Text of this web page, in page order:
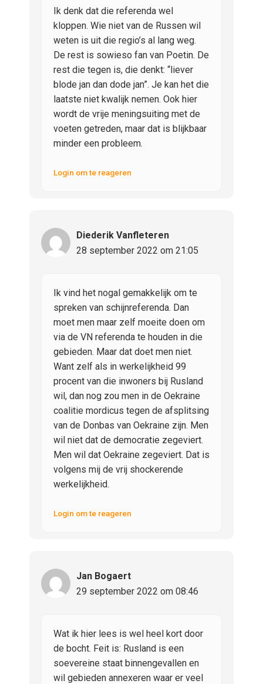
Ik denk dat die referenda wel
kloppen. Wie niet van de Russen wil
weten is uit die regio’s al lang weg.
De rest is sowieso fan van Poetin. De
rest die tegen is, die denkt: “liever
blode jan dan dode jan”. Je kan het die
laatste niet kwalijk nemen. Ook hier
wordt de vrije meningsuiting met de
voeten getreden, maar dat is blijkbaar
minder een probleem.
Login om te reageren
Diederik Vanfleteren
28 september 2022 om 21:05
Ik vind het nogal gemakkelijk om te
spreken van schijnreferenda. Dan
moet men maar zelf moeite doen om
via de VN referenda te houden in die
gebieden. Maar dat doet men niet.
Want zelf als in werkelijkheid 99
procent van die inwoners bij Rusland
wil, dan nog zou men in de Oekraine
coalitie mordicus tegen de afsplitsing
van de Donbas van Oekraine zijn. Men
wil niet dat de democratie zegeviert.
Men wil dat Oekraine zegeviert. Dat is
volgens mij de vrij shockerende
werkelijkheid.
Login om te reageren
Jan Bogaert
29 september 2022 om 08:46
Wat ik hier lees is wel heel kort door
de bocht. Feit is: Rusland is een
soevereine staat binnengevallen en
wil gebieden annexeren waar er veel